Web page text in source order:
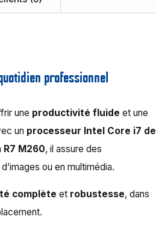
professionnel
une productivité fluide et une
un processeur Intel Core i7 de
M260, il assure des
ou en multimédia.
complète et robustesse, dans